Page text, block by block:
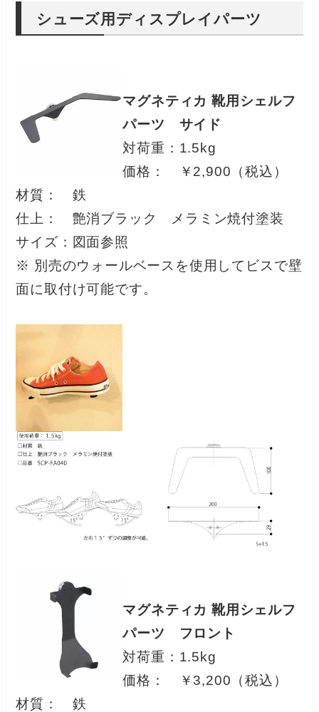
シューズ用ディスプレイパーツ
マグネティカ 靴用シェルフ
パーツ サイド
対荷重：1.5kg
価格： ￥2,900（税込）
材質： 鉄
仕上： 艶消ブラック メラミン焼付塗装
サイズ：図面参照
※ 別売のウォールベースを使用してビスで壁
面に取付け可能です。
マグネティカ 靴用シェルフ
パーツ フロント
対荷重：1.5kg
価格： ￥3,200（税込）
材質： 鉄